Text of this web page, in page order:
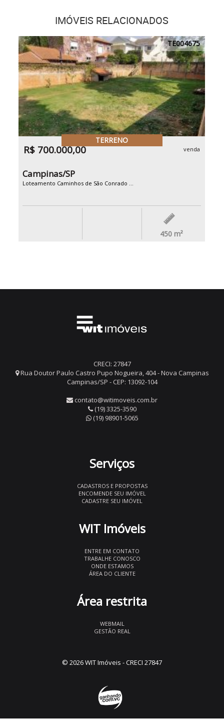
IMÓVEIS RELACIONADOS
TE004675
TERRENO
R$ 700.000,00 venda
Campinas/SP
Loteamento Caminhos de São Conrado ...
450 m²
CRECI: 27847
Rua Doutor Paulo Castro Pupo Nogueira, 404 - Nova Campinas
Campinas/SP - CEP: 13092-104
contato@witimoveis.com.br
(19) 3325-3590
(19) 98901-5065
Serviços
CADASTROS E PROPOSTAS
ENCOMENDE SEU IMÓVEL
CADASTRE SEU IMÓVEL
WIT Imóveis
ENTRE EM CONTATO
TRABALHE CONOSCO
ONDE ESTAMOS
ÁREA DO CLIENTE
Área restrita
WEBMAIL
GESTÃO REAL
© 2026 WIT Imóveis - CRECI 27847